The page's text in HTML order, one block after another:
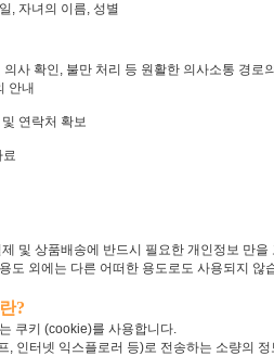
, 자녀의 이름, 성별
사 확인, 불만 처리 등 원활한 의사소통 경로
안내
연락처 확보
료
및 상품배송에 반드시 필요한 개인정보 만
도 외에는 다른 어떠한 용도로도 사용되지 않
?
쿠키 (cookie)를 사용합니다.
인터넷 익스플로러 등)로 전송하는 소량의 정